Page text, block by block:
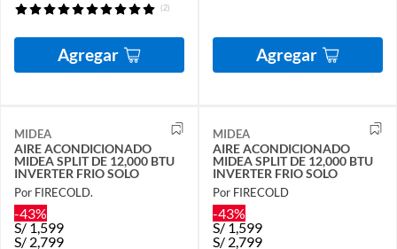
(2)
Agregar Agregar
MIDEA
AIRE ACONDICIONADO
MIDEA SPLIT DE 12,000 BTU
INVERTER FRIO SOLO
Por FIRECOLD.
-43%
S/1,599
S/ 2,799
MIDEA
AIRE ACONDICIONADO
MIDEA SPLIT DE 12,000 BTU
INVERTER FRIO SOLO
Por FIRECOLD
-43%
S/1,599
S/ 2,799